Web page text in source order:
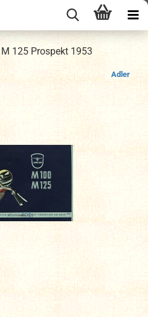
125 Prospekt 1953
Adler